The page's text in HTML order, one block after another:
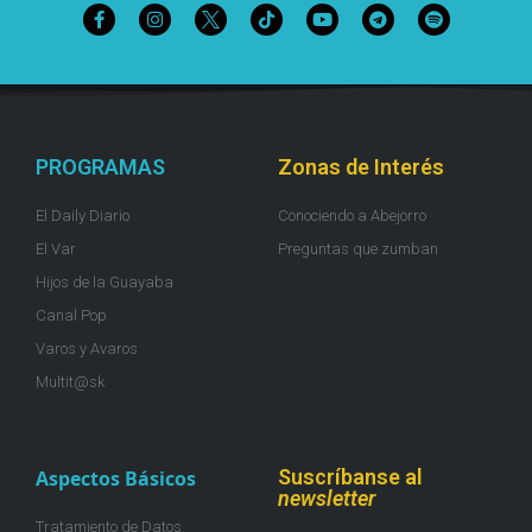
PROGRAMAS
El Daily Diario
El Var
Hijos de la Guayaba
Canal Pop
Varos y Avaros
Multit@sk
Zonas de Interés
Conociendo a Abejorro
Preguntas que zumban
Aspectos Básicos
Tratamiento de Datos
Suscríbanse al
newsletter